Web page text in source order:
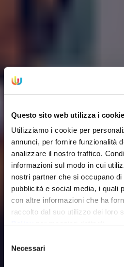
Questo sito web utilizza i cookie
Utilizziamo i cookie per
annunci, per fornire funzionalità
analizzare il nostro traffico.
informazioni sul modo in cui
nostri partner che si occupano
pubblicità e social media, i quali
con altre informazioni che ha
raccolto dal suo utilizzo dei loro
delNecessari
Fringe
aziendale: le